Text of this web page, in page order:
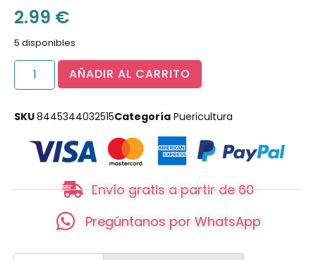
2.99 €
5 disponibles
AÑADIR AL CARRITO
SKU8445344032515Categoría Puericultura
Envío gratis a partir de 60
Pregúntanos por WhatsApp